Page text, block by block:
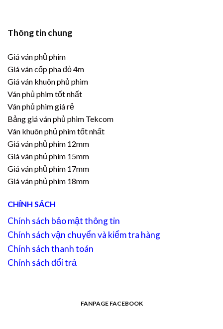
Thông tin chung
Giá ván phủ phim
Giá ván cốp pha đỏ 4m
Giá ván khuôn phủ phim
Ván phủ phim tốt nhất
Ván phủ phim giá rẻ
Bảng giá ván phủ phim Tekcom
Ván khuôn phủ phim tốt nhất
Giá ván phủ phim 12mm
Giá ván phủ phim 15mm
Giá ván phủ phim 17mm
Giá ván phủ phim 18mm
CHÍNH SÁCH
Chính sách bảo mật thông tin
Chính sách vận chuyển và kiểm tra hàng
Chính sách thanh toán
Chính sách đổi trả
FANPAGE FACEBOOK